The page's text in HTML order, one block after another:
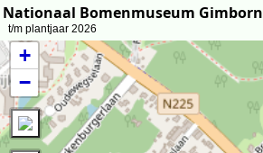
Nationaal Bomenmuseum Gimborn
t/m plantjaar 2026
+
−